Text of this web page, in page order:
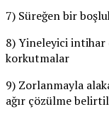
7) Süreğen bir
8) Yineleyici intihar
korkutmalar
9) Zorlanmayla
ağır çözülme